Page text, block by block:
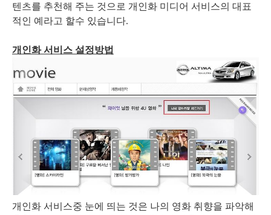
텐츠를 추천해 주는 것으로 개인화 미디어 서비스의 대표
적인 예라고 할수 있습니다.
개인화 서비스 설정방법
개인화 서비스중 눈에 띄는 것은 나의 영화 취향을 파악해